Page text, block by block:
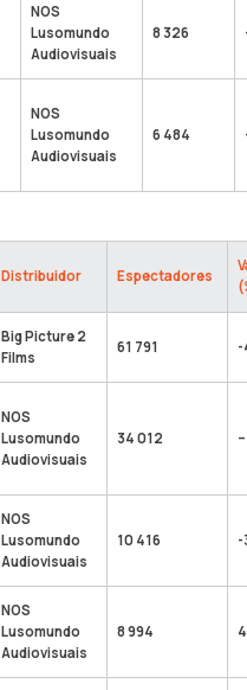
NOS
Lusomundo
Audiovisuais
8 326
NOS
Lusomundo
Audiovisuais
6 484
Distribuidor Espectadores
Big Picture 2
Films
61 791 -
NOS
Lusomundo
Audiovisuais
34 012 –
NOS
Lusomundo
Audiovisuais
10 416 -
NOS
Lusomundo
Audiovisuais
8 994